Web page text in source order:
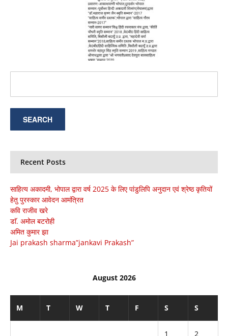
Recent Posts
साहित्य अकादमी, भोपाल द्वारा वर्ष 2025 के लिए पांडुलिपि अनुदान एवं श्रेष्ठ कृतियों
हेतु पुरस्कार आवेदन आमंत्रित
कवि राजीव खरे
डाॅ. अमोल बटरोही
अमित कुमार झा
Jai prakash sharma”jankavi Prakash”
August 2026
M T W T F S S
1 2